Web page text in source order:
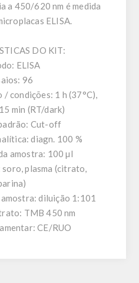
a 450/620 nm é medida
ELISA.
DO KIT:
ELISA
96
/ condições: 1 h (37°C),
min (RT/dark)
Cut-off
diagn. 100 %
amostra: 100 µl
plasma (citrato,
diluição 1:101
TMB 450 nm
CE/RUO